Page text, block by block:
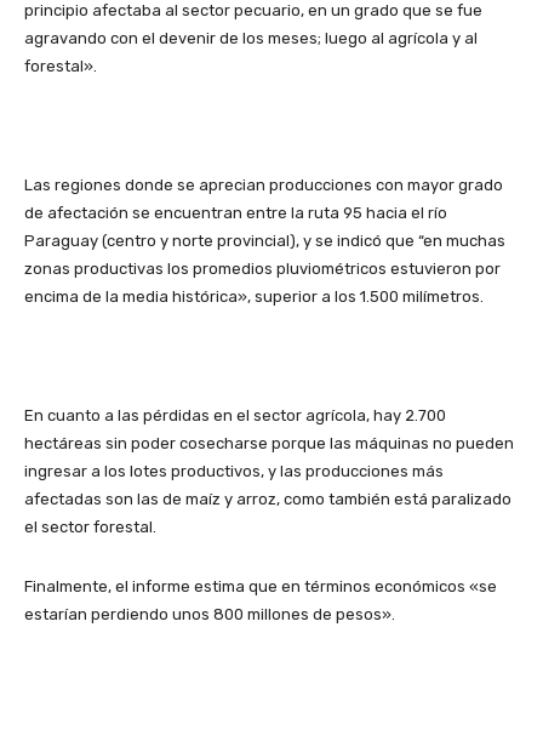
principio afectaba al sector pecuario, en un grado que se fue
agravando con el devenir de los meses; luego al agrícola y al
forestal».
Las regiones donde se aprecian producciones con mayor grado
de afectación se encuentran entre la ruta 95 hacia el río
Paraguay (centro y norte provincial), y se indicó que “en muchas
zonas productivas los promedios pluviométricos estuvieron por
encima de la media histórica», superior a los 1.500 milímetros.
En cuanto a las pérdidas en el sector agrícola, hay 2.700
hectáreas sin poder cosecharse porque las máquinas no pueden
ingresar a los lotes productivos, y las producciones más
afectadas son las de maíz y arroz, como también está paralizado
el sector forestal.
Finalmente, el informe estima que en términos económicos «se
estarían perdiendo unos 800 millones de pesos».